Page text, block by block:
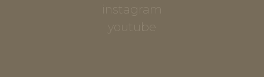
instagram
youtube